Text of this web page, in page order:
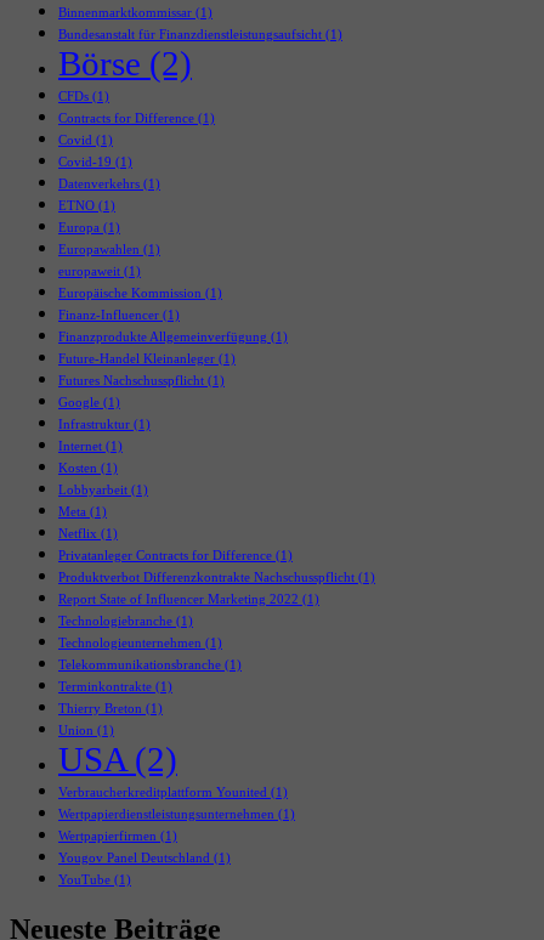
Binnenmarktkommissar (1)
Bundesanstalt für Finanzdienstleistungsaufsicht (1)
Börse (2)
CFDs (1)
Contracts for Difference (1)
Covid (1)
Covid-19 (1)
Datenverkehrs (1)
ETNO (1)
Europa (1)
Europawahlen (1)
europaweit (1)
Europäische Kommission (1)
Finanz-Influencer (1)
Finanzprodukte Allgemeinverfügung (1)
Future-Handel Kleinanleger (1)
Futures Nachschusspflicht (1)
Google (1)
Infrastruktur (1)
Internet (1)
Kosten (1)
Lobbyarbeit (1)
Meta (1)
Netflix (1)
Privatanleger Contracts for Difference (1)
Produktverbot Differenzkontrakte Nachschusspflicht (1)
Report State of Influencer Marketing 2022 (1)
Technologiebranche (1)
Technologieunternehmen (1)
Telekommunikationsbranche (1)
Terminkontrakte (1)
Thierry Breton (1)
Union (1)
USA (2)
Verbraucherkreditplattform Younited (1)
Wertpapierdienstleistungsunternehmen (1)
Wertpapierfirmen (1)
Yougov Panel Deutschland (1)
YouTube (1)
Neueste Beiträge